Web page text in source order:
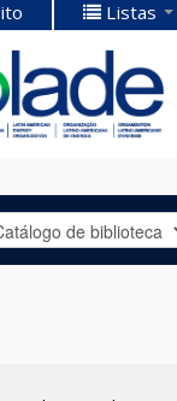
Listas